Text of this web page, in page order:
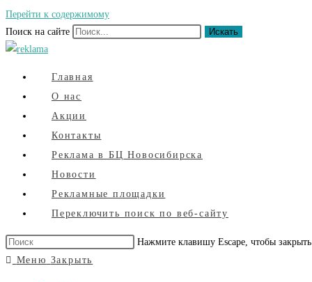
Перейти к содержимому
Поиск на сайте
Искать
Главная
О нас
Акции
Контакты
Реклама в БЦ Новосибирска
Новости
Рекламные площадки
Переключить поиск по веб-сайту
Нажмите клавишу Escape, чтобы
Меню Закрыть